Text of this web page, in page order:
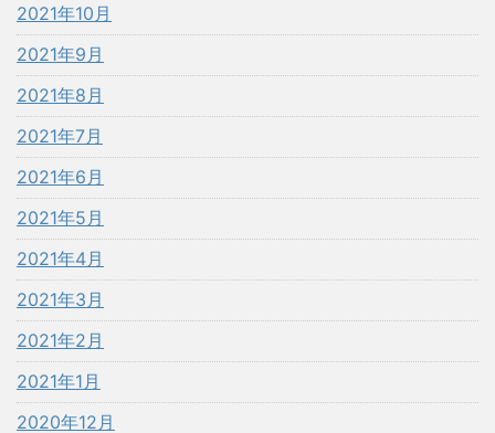
2021年10月
2021年9月
2021年8月
2021年7月
2021年6月
2021年5月
2021年4月
2021年3月
2021年2月
2021年1月
2020年12月